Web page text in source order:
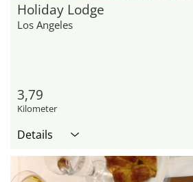
Holiday Lodge
Los Angeles
3,79
Kilometer
Details